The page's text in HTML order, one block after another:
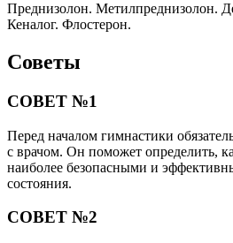
Преднизолон. Метилпреднизолон.
Кеналог. Флостерон.
Советы
СОВЕТ №1
Перед началом гимнастики
с врачом. Он поможет определить,
наиболее безопасными и
состояния.
СОВЕТ №2